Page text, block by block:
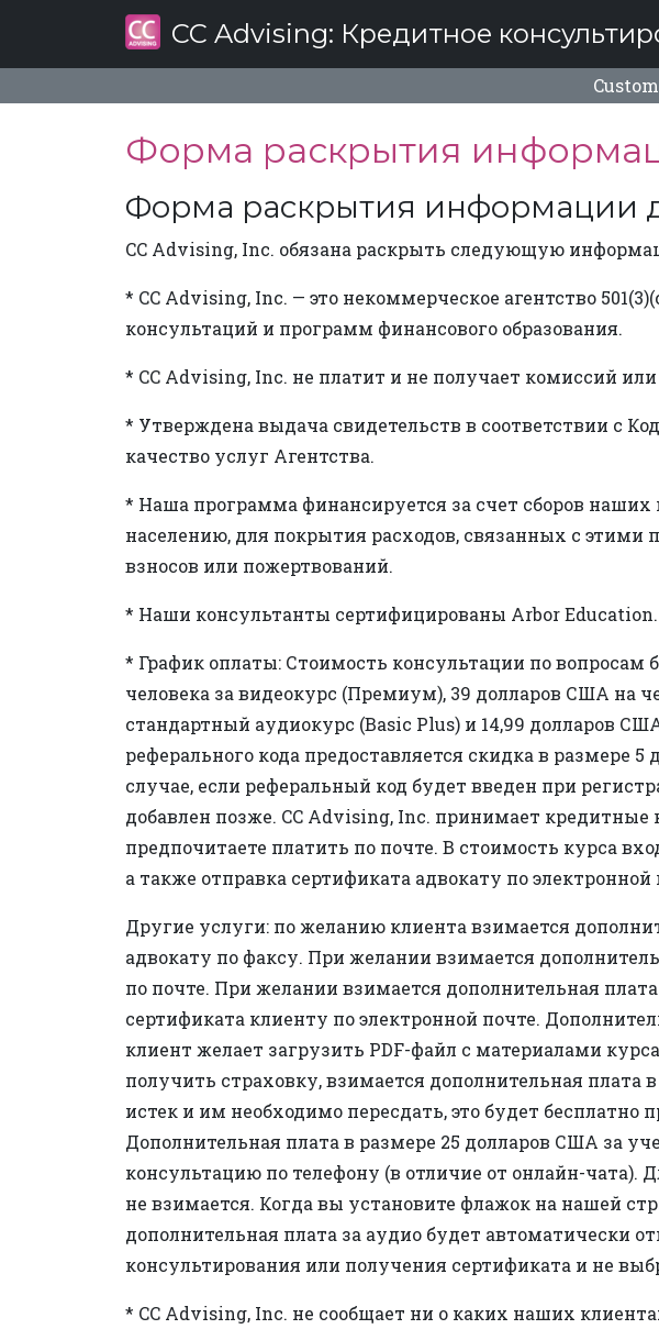
CC Advising: Кредитное
Форма раскрытия
Форма раскрытия информации
CC Advising, Inc. обязана раскрыть следующую
* CC Advising, Inc. — это некоммерческое агентство
консультаций и программ финансового образования.
* CC Advising, Inc. не платит и не получает комиссий
* Утверждена выдача свидетельств в соответствии с
качество услуг Агентства.
* Наша программа финансируется за счет сборов
населению, для покрытия расходов, связанных с
взносов или пожертвований.
* Наши консультанты сертифицированы Arbor Education.
* График оплаты: Стоимость консультации по вопросам
человека за видеокурс (Премиум), 39 долларов США на
стандартный аудиокурс (Basic Plus) и 14,99 долларов
реферального кода предоставляется скидка в размере
случае, если реферальный код будет введен при
добавлен позже. CC Advising, Inc. принимает
предпочитаете платить по почте. В стоимость курса
а также отправка сертификата адвокату по
Другие услуги: по желанию клиента взимается
адвокату по факсу. При желании взимается
по почте. При желании взимается дополнительная
сертификата клиенту по электронной почте.
клиент желает загрузить PDF-файл с материалами
получить страховку, взимается дополнительная плата
истек и им необходимо пересдать, это будет бесплатно
Дополнительная плата в размере 25 долларов США за
консультацию по телефону (в отличие от онлайн-
не взимается. Когда вы установите флажок на нашей
дополнительная плата за аудио будет автоматически
консультирования или получения сертификата и не
* CC Advising, Inc. не сообщает ни о каких наших